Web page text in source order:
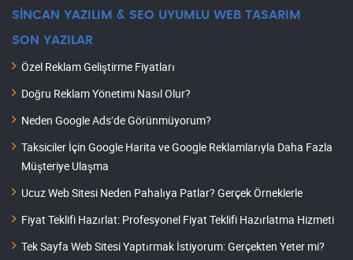
SİNCAN YAZILIM & SEO UYUMLU WEB TASARIM
SON YAZILAR
Özel Reklam Geliştirme Fiyatları
Doğru Reklam Yönetimi Nasıl Olur?
Neden Google Ads’de Görünmüyorum?
Taksiciler İçin Google Harita ve Google Reklamlarıyla Daha Fazla
Müşteriye Ulaşma
Ucuz Web Sitesi Neden Pahalıya Patlar? Gerçek Örneklerle
Fiyat Teklifi Hazırlat: Profesyonel Fiyat Teklifi Hazırlatma Hizmeti
Tek Sayfa Web Sitesi Yaptırmak İstiyorum: Gerçekten Yeter mi?